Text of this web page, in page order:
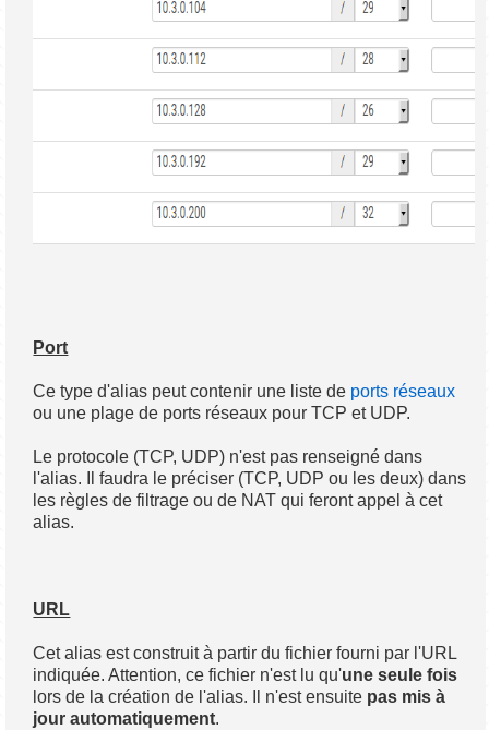
Port
Ce type d'alias peut contenir une liste de ports réseaux
ou une plage de ports réseaux pour TCP et UDP.
Le protocole (TCP, UDP) n'est pas renseigné dans
l'alias. Il faudra le préciser (TCP, UDP ou les deux) dans
les règles de filtrage ou de NAT qui feront appel à cet
alias.
URL
Cet alias est construit à partir du fichier fourni par l'URL
indiquée. Attention, ce fichier n'est lu qu'une seule fois
lors de la création de l'alias. Il n'est ensuite pas mis à
jour automatiquement.